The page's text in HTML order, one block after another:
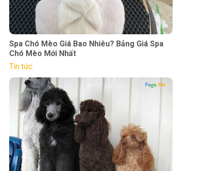
Spa Chó Mèo Giá Bao Nhiêu? Bảng Giá Spa
Chó Mèo Mới Nhất
Tin tức